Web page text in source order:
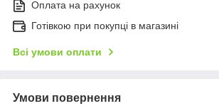
Оплата на рахунок
Готівкою при покупці в магазині
Всі умови оплати
Умови повернення